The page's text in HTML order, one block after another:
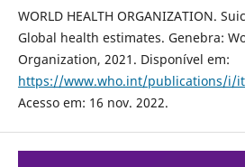
WORLD HEALTH ORGANIZATION.
Global health estimates. Genebra:
Organization, 2021. Disponível em:
https://www.who.int/publications/i/
Acesso em: 16 nov. 2022.